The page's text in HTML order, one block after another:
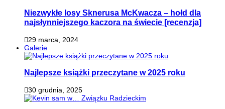
Niezwykłe losy Sknerusa McKwacza – hołd dla
najsłynniejszego kaczora na świecie [recenzja]
29 marca, 2024
Galerie
Najlepsze książki przeczytane w 2025 roku
30 grudnia, 2025